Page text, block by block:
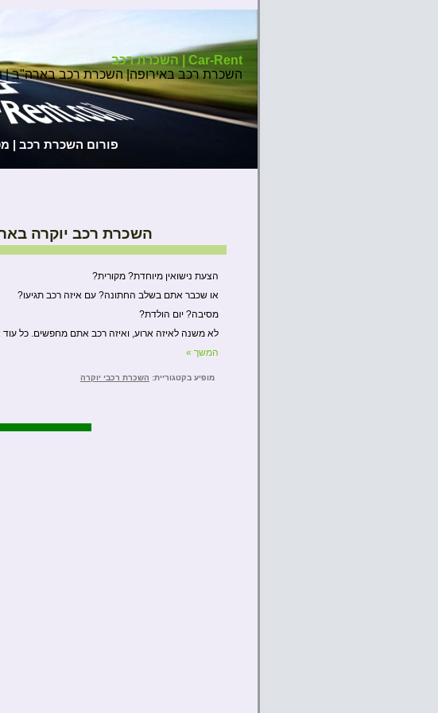
Car-Rent | השכרת רכב
השכרת רכב באירופה| השכרת רכב בארה"ב
פורום השכרת רכב |
השכרת רכב יוקרה
הצעת נישואין מיוחדת? מקורית?
או שכבר אתם בשלב החתונה? עם איזה רכב תגיעו?
מסיבה? יום הולדת?
לא משנה לאיזה ארוע, ואיזה רכב אתם מחפשים. כל עוד
המשך »
מופיע בקטגוריית: השכרת רכבי יוקרה